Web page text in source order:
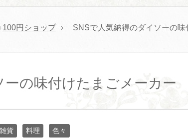
100円ショップ SNSで人気納得のダイソーの
の味付けたまごメーカー
貨 料理 色々